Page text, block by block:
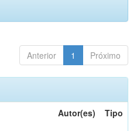
Anterior 1 Próximo
Autor(es) Tipo